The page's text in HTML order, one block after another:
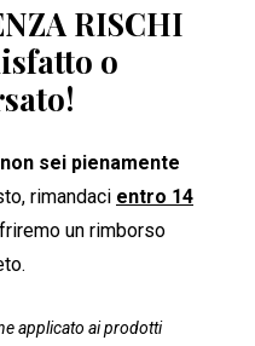
RISCHI
o
non sei pienamente
rimandaci entro 14
un rimborso
applicato ai prodotti